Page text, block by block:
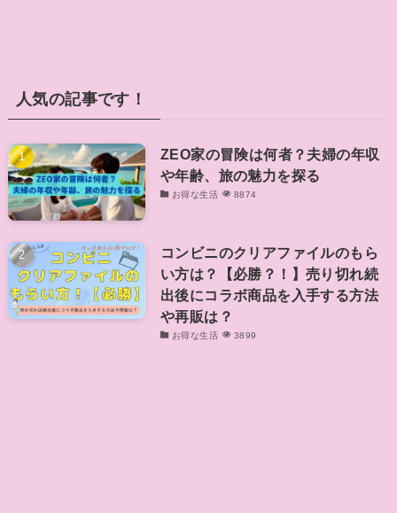
人気の記事です！
ZEO家の冒険は何者？夫婦の年収
や年齢、旅の魅力を探る
お得な生活 8874
コンビニのクリアファイルのもら
い方は？【必勝？！】売り切れ続
出後にコラボ商品を入手する方法
や再販は？
お得な生活 3899